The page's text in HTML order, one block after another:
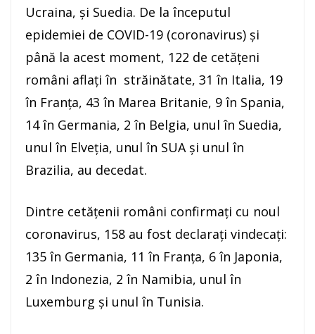
Ucraina, și Suedia. De la începutul
epidemiei de COVID-19 (coronavirus) și
până la acest moment, 122 de cetățeni
români aflați în străinătate, 31 în Italia, 19
în Franța, 43 în Marea Britanie, 9 în Spania,
14 în Germania, 2 în Belgia, unul în Suedia,
unul în Elveția, unul în SUA și unul în
Brazilia, au decedat.
Dintre cetățenii români confirmați cu noul
coronavirus, 158 au fost declarați vindecați:
135 în Germania, 11 în Franța, 6 în Japonia,
2 în Indonezia, 2 în Namibia, unul în
Luxemburg și unul în Tunisia.